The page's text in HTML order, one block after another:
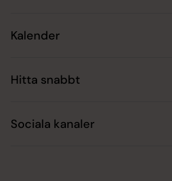
Kalender
Hitta snabbt
Sociala kanaler